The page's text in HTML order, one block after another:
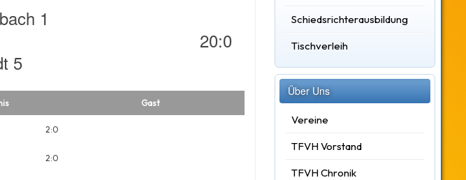
1
5
20:0
Gast
2:0
2:0
Schiedsrichterausbildung
Tischverleih
Über Uns
Vereine
TFVH Vorstand
TFVH Chronik